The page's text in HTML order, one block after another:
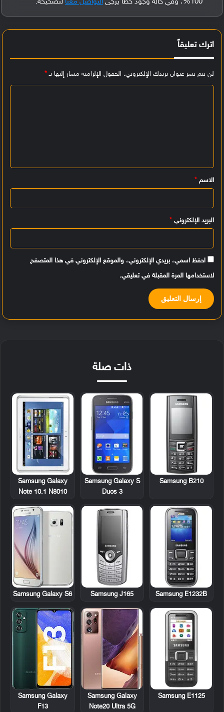
100%، وفي حالة وجود خطأ يُرجى التواصل معنا لتصحيحه.
اترك تعليقاً
لن يتم نشر عنوان بريدك الإلكتروني. الحقول الإلزامية مشار إليها بـ*
ي
ق
الاسم *
البريد الإلكتروني *
احفظ اسمي، بريدي الإلكتروني، والموقع الإلكتروني في هذا المتصفح
لاستخدامها المرة المقبلة في تعليقي.
ذات صلة
Samsung B210
Samsung Galaxy S
Duos 3
Samsung Galaxy
Note 10.1 N8010
Samsung E1232B
Samsung J165
Samsung Galaxy S6
Samsung E1125
Samsung Galaxy
Note20 Ultra 5G
Samsung Galaxy
F13